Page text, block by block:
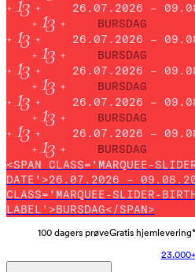
26.07.2026 –
BURSDAG
26.07.2026 –
BURSDAG
26.07.2026 –
BURSDAG
26.07.2026 –
BURSDAG
26.07.2026 –
BURSDAG
<SPAN CLASS='MARQUEE-
DATE'>26.07.2026 –
CLASS='MARQUEE-SLIDER-
LABEL'>BURSDAG</SPAN>
100 dagers prøveGratis hjemlevering*